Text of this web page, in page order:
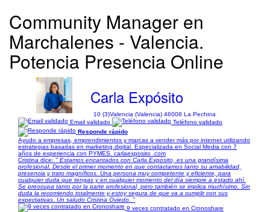
Community Manager en
Marchalenes - Valencia.
Potencia Presencia Online
Carla Expósito
10 (3)Valencia (Valencia) 46008 La Pechina
Email validado
Teléfono validado
Responde rápido
Ayudo a empresas, emprendimientos y marcas a vender más por internet utilizando
estrategias basadas en marketing digital. Especializada en Social Media con 7
años de experiencia con PYMES. carlaexposito .com
Cristina dice: " Estamos encantados con Carla Expósito, es una grandísima
profesional. Desde el primer momento en que contactamos tanto su amabilidad,
presencia y trato magníficos. Una persona muy competente y eficiente, para
cualquier duda que tengas y en cualquier momento del día siempre a estado ahí.
Se preocupa tanto por la parte profesional, pero también se implica muchísimo. Sin
duda la recomiendo totalmente y estoy segura de que va a cumplir con sus
expectativas. Un saludo Cristina Oviedo. "
9 veces contratado en Cronoshare